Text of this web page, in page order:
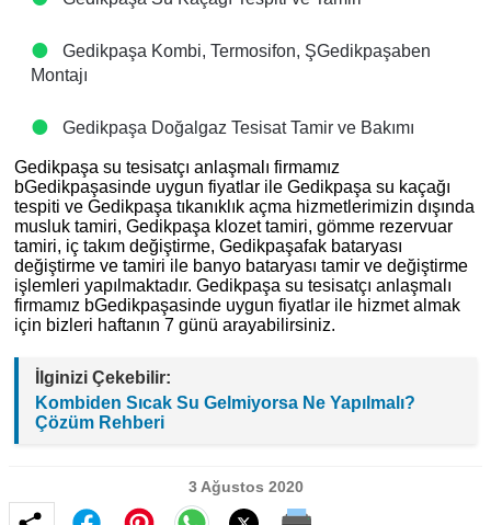
Gedikpaşa Kombi, Termosifon, ŞGedikpaşaben
Montajı
Gedikpaşa Doğalgaz Tesisat Tamir ve Bakımı
Gedikpaşa su tesisatçı anlaşmalı firmamız
bGedikpaşasinde uygun fiyatlar ile Gedikpaşa su kaçağı
tespiti ve Gedikpaşa tıkanıklık açma hizmetlerimizin dışında
musluk tamiri, Gedikpaşa klozet tamiri, gömme rezervuar
tamiri, iç takım değiştirme, Gedikpaşafak bataryası
değiştirme ve tamiri ile banyo bataryası tamir ve değiştirme
işlemleri yapılmaktadır. Gedikpaşa su tesisatçı anlaşmalı
firmamız bGedikpaşasinde uygun fiyatlar ile hizmet almak
için bizleri haftanın 7 günü arayabilirsiniz.
İlginizi Çekebilir:
Kombiden Sıcak Su Gelmiyorsa Ne Yapılmalı?
Çözüm Rehberi
3 Ağustos 2020